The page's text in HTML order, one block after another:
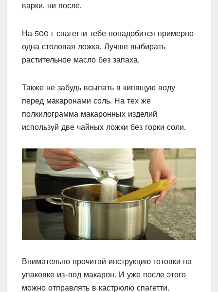
варки, ни после.
На 500 г спагетти тебе понадобится примерно
одна столовая ложка. Лучше выбирать
растительное масло без запаха.
Также не забудь всыпать в кипящую воду
перед макаронами соль. На тех же
полкилограмма макаронных изделий
используй две чайных ложки без горки соли.
Внимательно прочитай инструкцию готовки на
упаковке из-под макарон. И уже после этого
можно отправлять в кастрюлю спагетти.